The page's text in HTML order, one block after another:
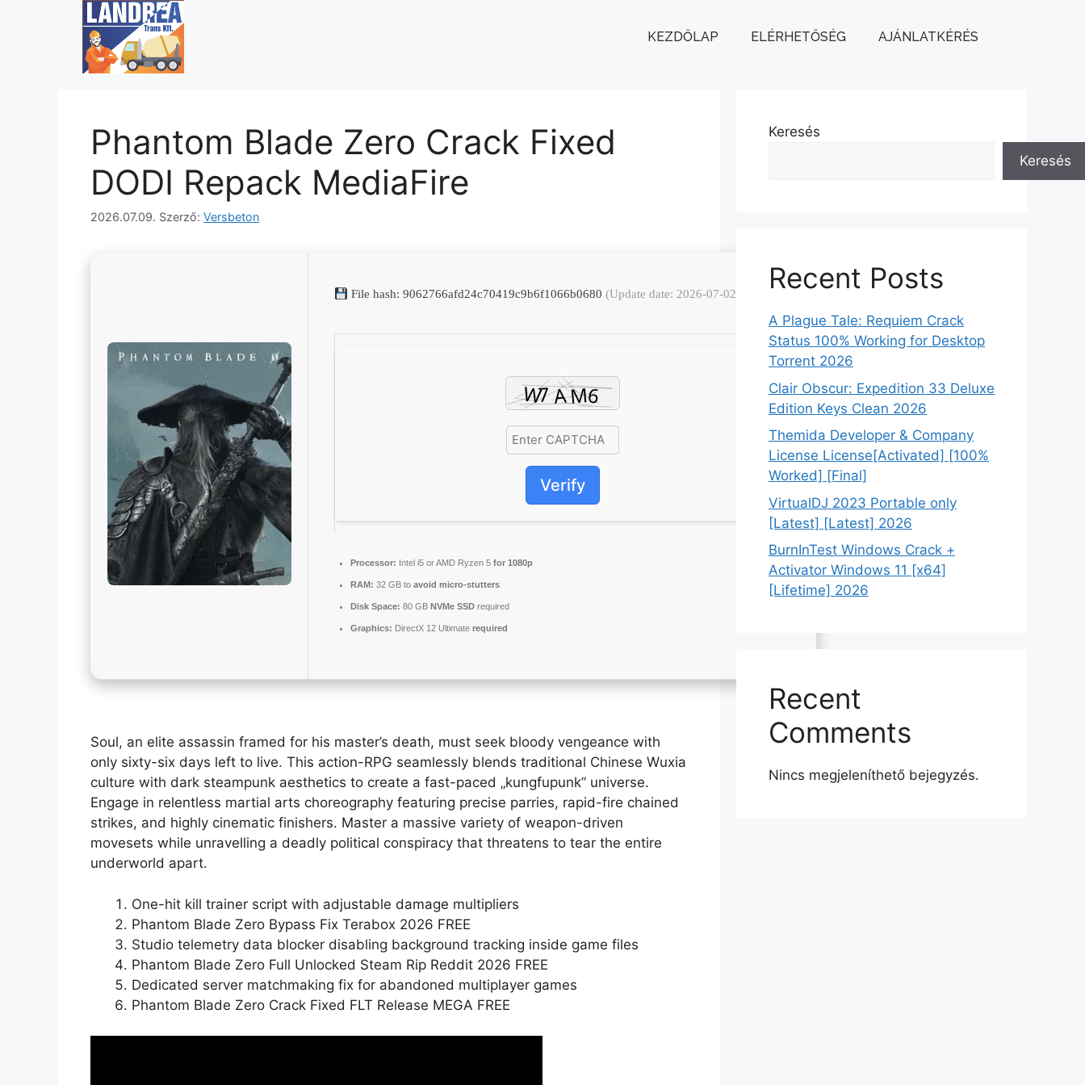
KEZDŐLAP ELÉRHETŐSÉG AJÁNLATKÉRÉS
Phantom Blade Zero Crack Fixed
DODI Repack MediaFire
2026.07.09. Szerző: Versbeton
File hash: 9062766afd24c70419c9b6f1066b0680(Update date: 2026-07-02)
Verify
Processor: Intel i5 or AMD Ryzen 5 for 1080p
RAM: 32 GB to avoid micro-stutters
Disk Space: 80 GB NVMe SSD required
Graphics: DirectX 12 Ultimate required
Soul, an elite assassin framed for his master’s death, must seek bloody vengeance with
only sixty-six days left to live. This action-RPG seamlessly blends traditional Chinese Wuxia
culture with dark steampunk aesthetics to create a fast-paced „kungfupunk” universe.
Engage in relentless martial arts choreography featuring precise parries, rapid-fire chained
strikes, and highly cinematic finishers. Master a massive variety of weapon-driven
movesets while unravelling a deadly political conspiracy that threatens to tear the entire
underworld apart.
One-hit kill trainer script with adjustable damage multipliers
Phantom Blade Zero Bypass Fix Terabox 2026 FREE
Studio telemetry data blocker disabling background tracking inside game files
Phantom Blade Zero Full Unlocked Steam Rip Reddit 2026 FREE
Dedicated server matchmaking fix for abandoned multiplayer games
Phantom Blade Zero Crack Fixed FLT Release MEGA FREE
Keresés
Keresés
Recent Posts
A Plague Tale: Requiem Crack
Status 100% Working for Desktop
Torrent 2026
Clair Obscur: Expedition 33 Deluxe
Edition Keys Clean 2026
Themida Developer & Company
License License[Activated] [100%
Worked] [Final]
VirtualDJ 2023 Portable only
[Latest] [Latest] 2026
BurnInTest Windows Crack +
Activator Windows 11 [x64]
[Lifetime] 2026
Recent
Comments
Nincs megjeleníthető bejegyzés.